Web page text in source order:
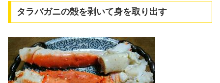
タラバガニの殻を剥いて身を取り出す